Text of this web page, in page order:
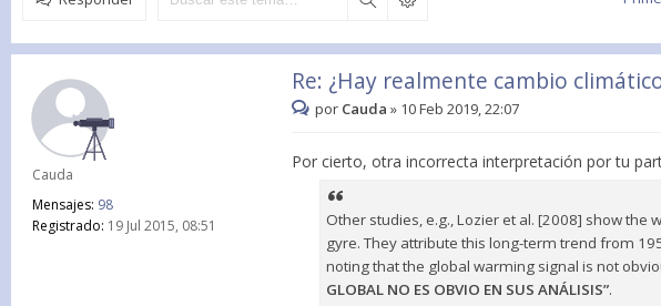
Cauda
Mensajes: 98
Registrado: 19 Jul 2015, 08:51
Re: ¿Hay realmente cambio
por Cauda » 10 Feb 2019, 22:07
Por cierto, otra incorrecta interpretación por tu
Other studies, e.g., Lozier et al. [2008] show
gyre. They attribute this long-term trend from
noting that the global warming signal is not
GLOBAL NO ES OBVIO EN SUS ANÁLISIS”.